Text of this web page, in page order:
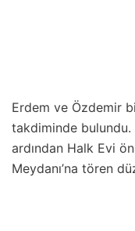
Erdem ve Özdemir
takdiminde
ardından Halk Evi
Meydanı’na tören